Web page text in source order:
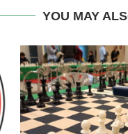
YOU MAY